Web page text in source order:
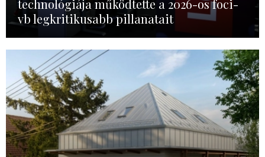
technológiája működtette a 2026-os foci-
vb legkritikusabb pillanatait